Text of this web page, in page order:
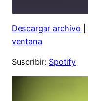
Spotify
SHARE
EMBED
Descargar archivo
ventana
Suscribir: Spotify